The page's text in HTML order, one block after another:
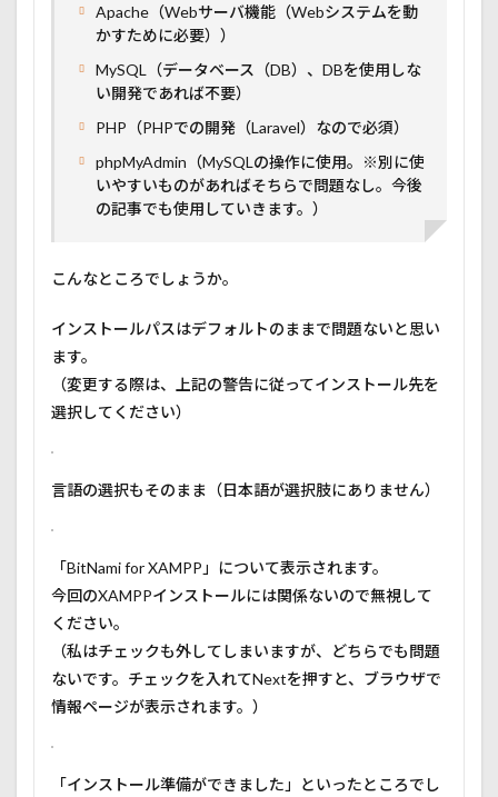
Apache（Webサーバ機能（Webシステムを動
かすために必要））
MySQL（データベース（DB）、DBを使用しな
い開発であれば不要）
PHP（PHPでの開発（Laravel）なので必須）
phpMyAdmin（MySQLの操作に使用。※別に使
いやすいものがあればそちらで問題なし。今後
の記事でも使用していきます。）
こんなところでしょうか。
インストールパスはデフォルトのままで問題ないと思い
ます。
（変更する際は、上記の警告に従ってインストール先を
選択してください）
言語の選択もそのまま（日本語が選択肢にありません）
「BitNami for XAMPP」について表示されます。
今回のXAMPPインストールには関係ないので無視して
ください。
（私はチェックも外してしまいますが、どちらでも問題
ないです。チェックを入れてNextを押すと、ブラウザで
情報ページが表示されます。）
「インストール準備ができました」といったところでし